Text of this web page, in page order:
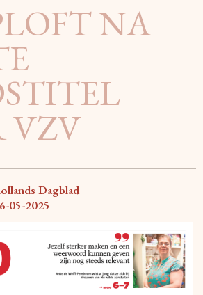
NA
VZV
Dagblad
05-2025